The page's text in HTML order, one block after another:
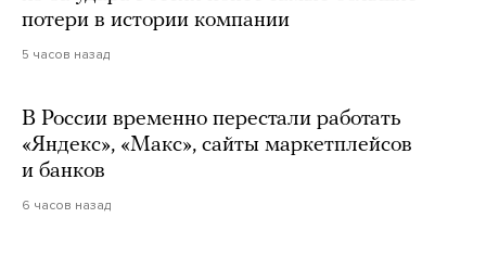
потери в истории компании
5 часов назад
В России временно перестали работать
«Яндекс», «Макс», сайты маркетплейсов
и банков
6 часов назад